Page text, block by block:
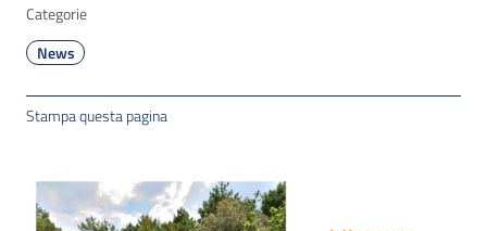
Categorie
News
Stampa questa pagina